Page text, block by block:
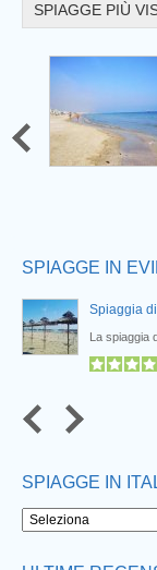
SPIAGGE PIÙ
SPIAGGE IN
Spiaggia
La spiaggia
SPIAGGE IN